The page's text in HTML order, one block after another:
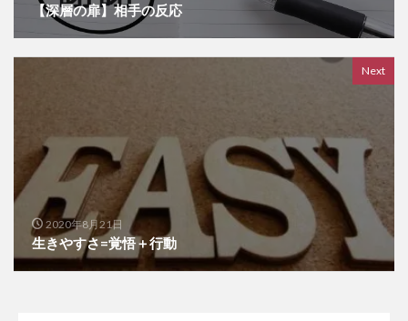
【深層の扉】相手の反応
Next
2020年8月21日
生きやすさ=覚悟＋行動